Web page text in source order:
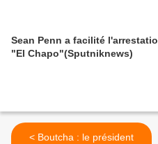
Sean Penn a facilité
"El Chapo"(Sputniknews)
< Boutcha : le président